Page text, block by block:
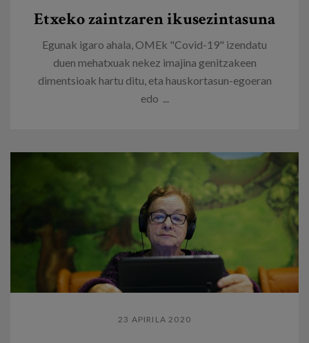
Etxeko zaintzaren ikusezintasuna
Egunak igaro ahala, OMEk "Covid-19" izendatu
duen mehatxuak nekez imajina genitzakeen
dimentsioak hartu ditu, eta hauskortasun-egoeran
edo ...
23 APIRILA 2020